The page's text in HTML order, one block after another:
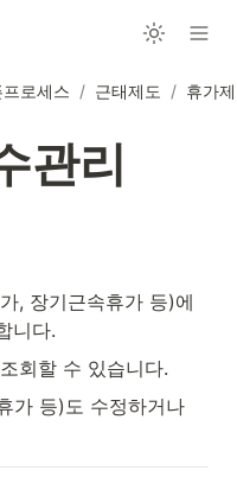
로세스 / 근태제도 / 휴가
관리
, 장기근속휴가 등)에
니다.
회할 수 있습니다.
가 등)도 수정하거나